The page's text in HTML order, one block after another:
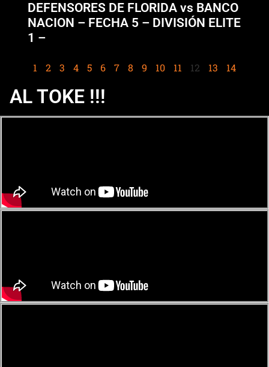
DEFENSORES DE FLORIDA vs BANCO
NACION – FECHA 5 – DIVISIÓN ELITE
1 –
1 2 3 4 5 6 7 8 9 10 11 12 13 14
AL TOKE !!!